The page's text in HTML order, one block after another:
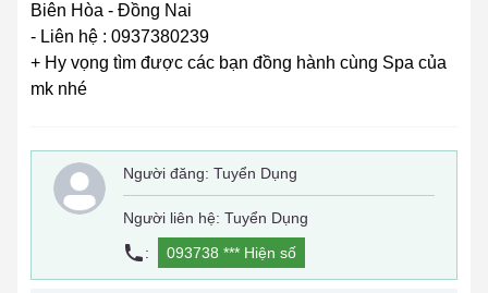
Biên Hòa - Đồng Nai
- Liên hệ : 0937380239
+ Hy vọng tìm được các bạn đồng hành cùng Spa của
mk nhé
Người đăng: Tuyển Dụng
Người liên hệ: Tuyển Dụng
:
093738 *** Hiện số